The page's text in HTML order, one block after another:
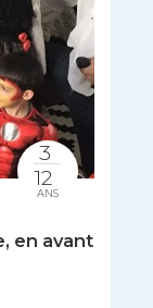
en avant
3
12
ANS